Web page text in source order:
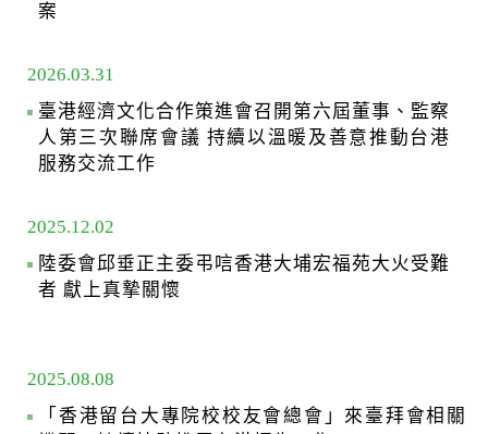
案
2026.03.31
臺港經濟文化合作策進會召開第六屆董事、監察
人第三次聯席會議 持續以溫暖及善意推動台港
服務交流工作
2025.12.02
陸委會邱垂正主委弔唁香港大埔宏福苑大火受難
者 獻上真摯關懷
2025.08.08
「香港留台大專院校校友會總會」來臺拜會相關